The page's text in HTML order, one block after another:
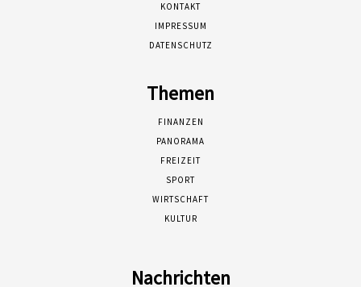
KONTAKT
IMPRESSUM
DATENSCHUTZ
Themen
FINANZEN
PANORAMA
FREIZEIT
SPORT
WIRTSCHAFT
KULTUR
Nachrichten